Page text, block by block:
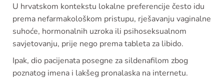
U hrvatskom kontekstu lokalne preferencije često idu
prema nefarmakološkom pristupu, rješavanju vaginalne
suhoće, hormonalnih uzroka ili psihoseksualnom
savjetovanju, prije nego prema tableta za libido.
Ipak, dio pacijenata posegne za sildenafilom zbog
poznatog imena i lakšeg pronalaska na internetu.